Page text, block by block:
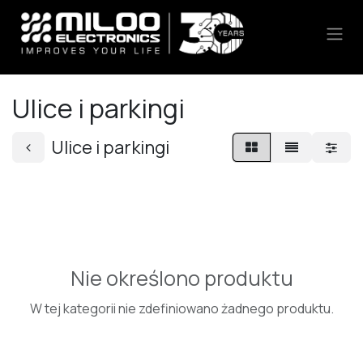
Skip to Content
Ulice i parkingi
Ulice i parkingi
Nie określono produktu
W tej kategorii nie zdefiniowano żadnego produktu.